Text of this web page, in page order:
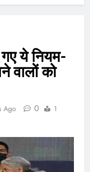
ये नियम-
वालों को
Ago 0
1